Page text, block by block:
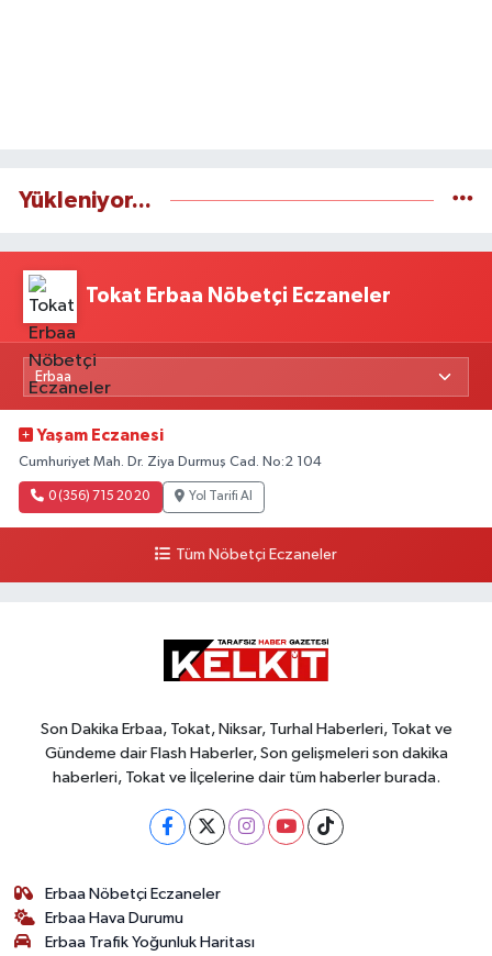
Yükleniyor...
Tokat Erbaa Nöbetçi Eczaneler
Yaşam Eczanesi
Cumhuriyet Mah. Dr. Ziya Durmuş Cad. No:2 104
0 (356) 715 20 20 Yol Tarifi Al
Tüm Nöbetçi Eczaneler
Son Dakika Erbaa, Tokat, Niksar, Turhal Haberleri, Tokat ve
Gündeme dair Flash Haberler, Son gelişmeleri son dakika
haberleri, Tokat ve İlçelerine dair tüm haberler burada.
Erbaa Nöbetçi Eczaneler
Erbaa Hava Durumu
Erbaa Trafik Yoğunluk Haritası